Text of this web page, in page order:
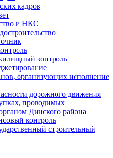
кадров
и НКО
контроль
организующих исполнение
дорожного движения
проводимых
Динского района
контроль
строительный